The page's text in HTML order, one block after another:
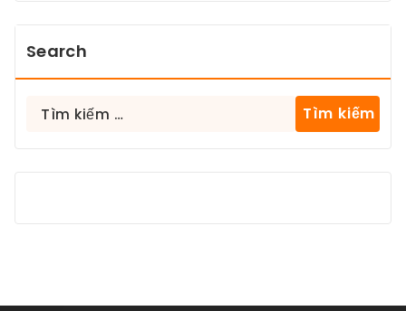
Search
Tìm